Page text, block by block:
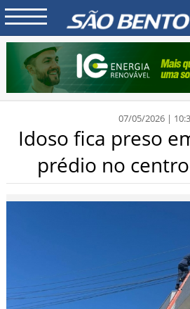
07/05/2026 |
Idoso fica preso
prédio no